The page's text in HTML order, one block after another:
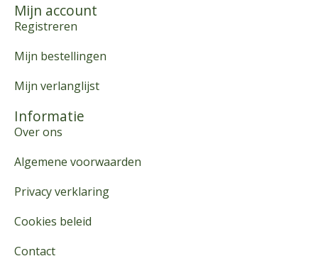
Mijn account
Registreren
Mijn bestellingen
Mijn verlanglijst
Informatie
Over ons
Algemene voorwaarden
Privacy verklaring
Cookies beleid
Contact